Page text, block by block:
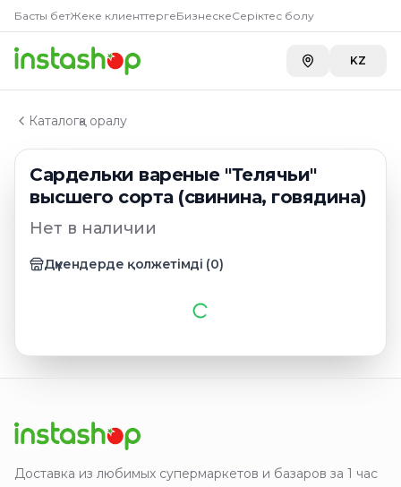
Басты бетЖеке клиенттергеБизнескеСеріктес болу
KZ
Каталогқа оралу
Сардельки вареные "Телячьи"
высшего сорта (свинина, говядина)
Нет в наличии
Дүкендерде қолжетімді (0)
Главная
Каталог
Сардельки
Сардельки вареные "Телячьи" высшего сорта
Доставка из любимых супермаркетов и базаров за 1 час